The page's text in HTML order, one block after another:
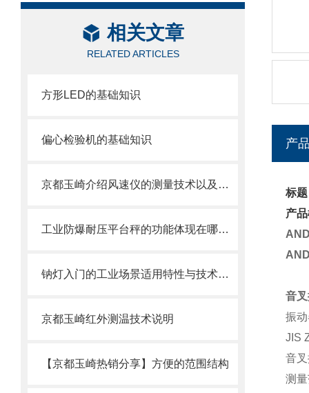
相关文章
RELATED ARTICLES
方形LED的基础知识
偏心检验机的基础知识
京都玉崎介绍风速仪的测量技术以及选型指南
工业防爆耐压平台秤的功能体现在哪些方面？
钠灯入门的工业场景适用特性与技术常识
京都玉崎红外测温技术说明
【京都玉崎热销分享】方便的范围结构
产
标
产
音
振
JIS
音
测